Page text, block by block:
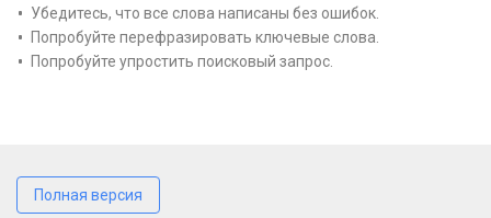
Убедитесь, что все слова написаны без ошибок.
Попробуйте перефразировать ключевые слова.
Попробуйте упростить поисковый запрос.
Полная версия